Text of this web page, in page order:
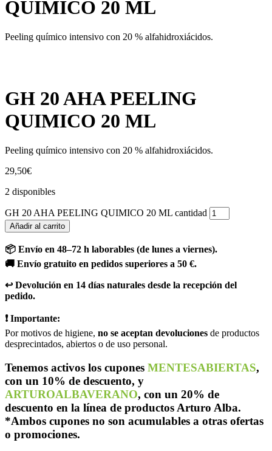
QUIMICO 20 ML
Peeling químico intensivo con 20 % alfahidroxiácidos.
GH 20 AHA PEELING
QUIMICO 20 ML
Peeling químico intensivo con 20 % alfahidroxiácidos.
29,50€
2 disponibles
GH 20 AHA PEELING QUIMICO 20 ML cantidad
Añadir al carrito
📦 Envío en 48–72 h laborables (de lunes a viernes).
🚚 Envío gratuito en pedidos superiores a 50 €.
↩️ Devolución en 14 días naturales desde la recepción del
pedido.
❗ Importante:
Por motivos de higiene, no se aceptan devoluciones de productos
desprecintados, abiertos o de uso personal.
Tenemos activos los cupones MENTESABIERTAS,
con un 10% de descuento, y
ARTUROALBAVERANO, con un 20% de
descuento en la línea de productos Arturo Alba.
*Ambos cupones no son acumulables a otras ofertas
o promociones.